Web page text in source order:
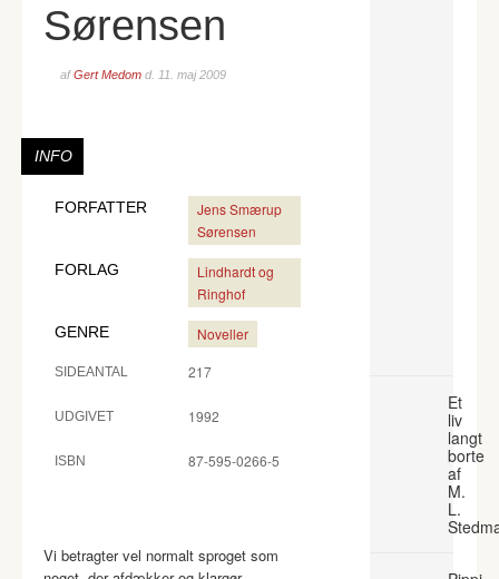
Sørensen
afGert Medom d. 11. maj 2009
INFO
FORFATTER
Jens Smærup
Sørensen
FORLAG
Lindhardt og
Ringhof
GENRE Noveller
SIDEANTAL 217
UDGIVET 1992
ISBN 87-595-0266-5
Vi betragter vel normalt sproget som
Et
liv
langt
borte
af
M.
L.